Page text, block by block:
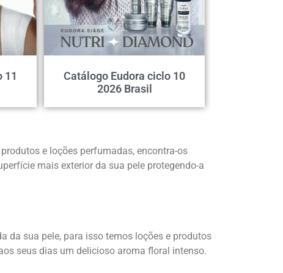
11
Catálogo Eudora ciclo 10
2026 Brasil
e loções perfumadas, encontra-os
mais exterior da sua pele protegendo-a
da sua pele, para isso temos loções e produtos
seus dias um delicioso aroma floral intenso.